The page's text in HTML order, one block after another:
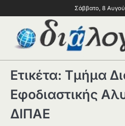
Σάββατο, 8
Ετικέτα: Τμήμα
Εφοδιαστικής
ΔΙΠΑΕ